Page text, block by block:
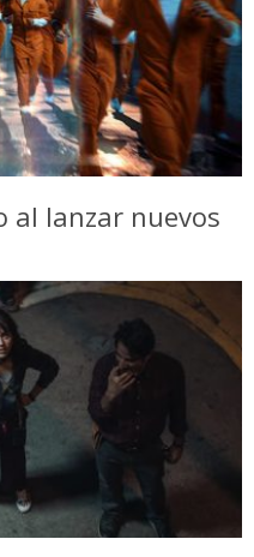
al lanzar nuevos